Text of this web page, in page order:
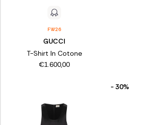
FW26
GUCCI
T-Shirt In Cotone
€1.600,00
- 30%